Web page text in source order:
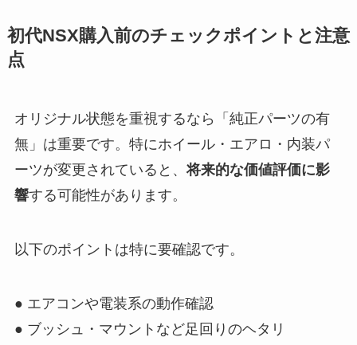
初代NSX購入前のチェックポイントと注意
点
オリジナル状態を重視するなら「純正パーツの有
無」は重要です。特にホイール・エアロ・内装パ
ーツが変更されていると、 将来的な価値評価に影
響する可能性があります。
以下のポイントは特に要確認です。
● エアコンや電装系の動作確認
● ブッシュ・マウントなど足回りのヘタリ